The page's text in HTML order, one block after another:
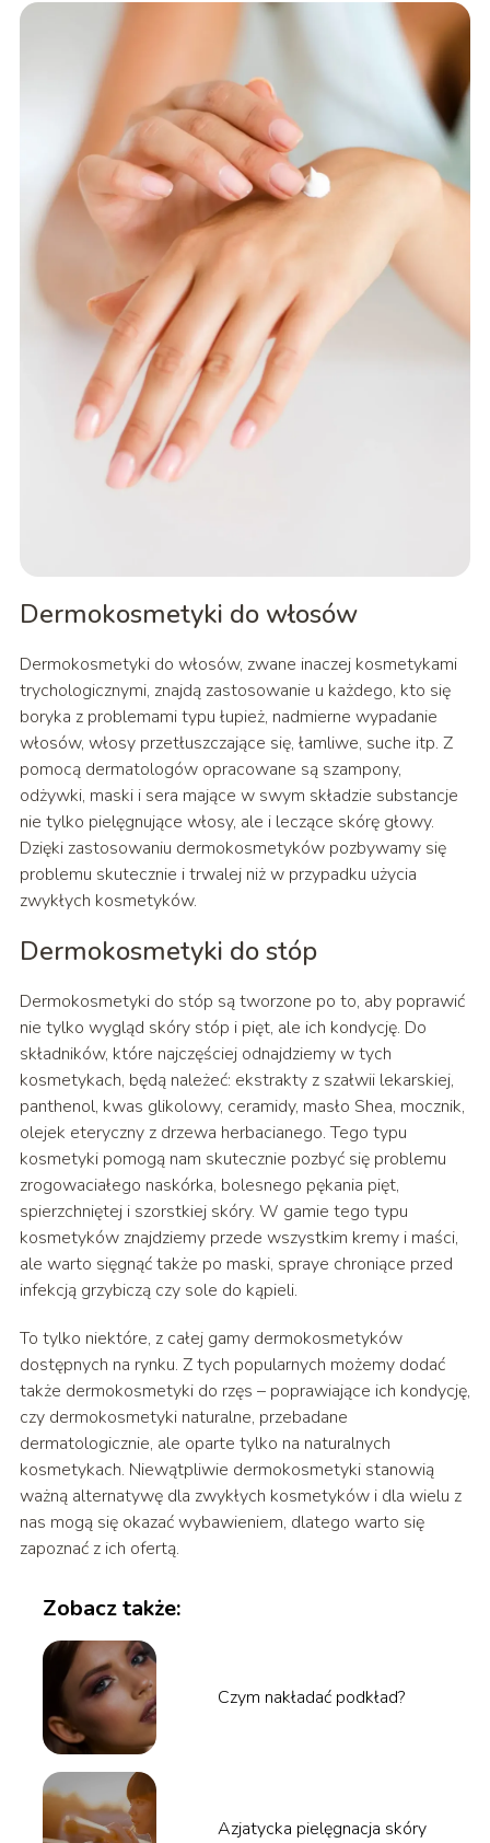
Dermokosmetyki do włosów
Dermokosmetyki do włosów, zwane inaczej kosmetykami
trychologicznymi, znajdą zastosowanie u każdego, kto się
boryka z problemami typu łupież, nadmierne wypadanie
włosów, włosy przetłuszczające się, łamliwe, suche itp. Z
pomocą dermatologów opracowane są szampony,
odżywki, maski i sera mające w swym składzie substancje
nie tylko pielęgnujące włosy, ale i leczące skórę głowy.
Dzięki zastosowaniu dermokosmetyków pozbywamy się
problemu skutecznie i trwalej niż w przypadku użycia
zwykłych kosmetyków.
Dermokosmetyki do stóp
Dermokosmetyki do stóp są tworzone po to, aby poprawić
nie tylko wygląd skóry stóp i pięt, ale ich kondycję. Do
składników, które najczęściej odnajdziemy w tych
kosmetykach, będą należeć: ekstrakty z szałwii lekarskiej,
panthenol, kwas glikolowy, ceramidy, masło Shea, mocznik,
olejek eteryczny z drzewa herbacianego. Tego typu
kosmetyki pomogą nam skutecznie pozbyć się problemu
zrogowaciałego naskórka, bolesnego pękania pięt,
spierzchniętej i szorstkiej skóry. W gamie tego typu
kosmetyków znajdziemy przede wszystkim kremy i maści,
ale warto sięgnąć także po maski, spraye chroniące przed
infekcją grzybiczą czy sole do kąpieli.
To tylko niektóre, z całej gamy dermokosmetyków
dostępnych na rynku. Z tych popularnych możemy dodać
także dermokosmetyki do rzęs – poprawiające ich kondycję,
czy dermokosmetyki naturalne, przebadane
dermatologicznie, ale oparte tylko na naturalnych
kosmetykach. Niewątpliwie dermokosmetyki stanowią
ważną alternatywę dla zwykłych kosmetyków i dla wielu z
nas mogą się okazać wybawieniem, dlatego warto się
zapoznać z ich ofertą.
Zobacz także:
Czym nakładać podkład?
Azjatycka pielęgnacja skóry